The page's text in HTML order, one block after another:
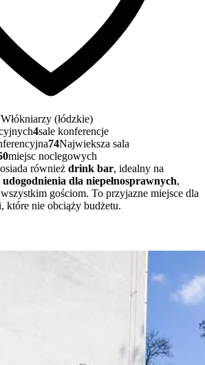
(łódzkie)
4sale konferencje
74Najwieksza sala
miejsc noclegowych
również drink bar, idealny na
udogodnienia dla niepełnosprawnych,
gościom. To przyjazne miejsce dla
które nie obciąży budżetu.